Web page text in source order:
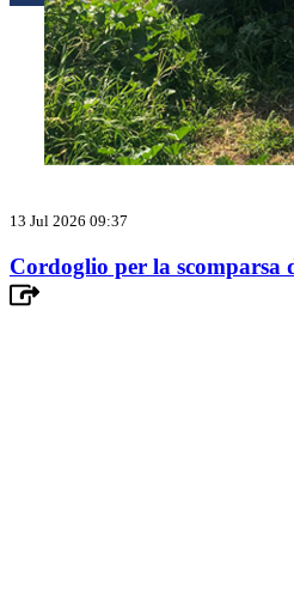
13 Jul 2026 09:37
Cordoglio per la scomparsa